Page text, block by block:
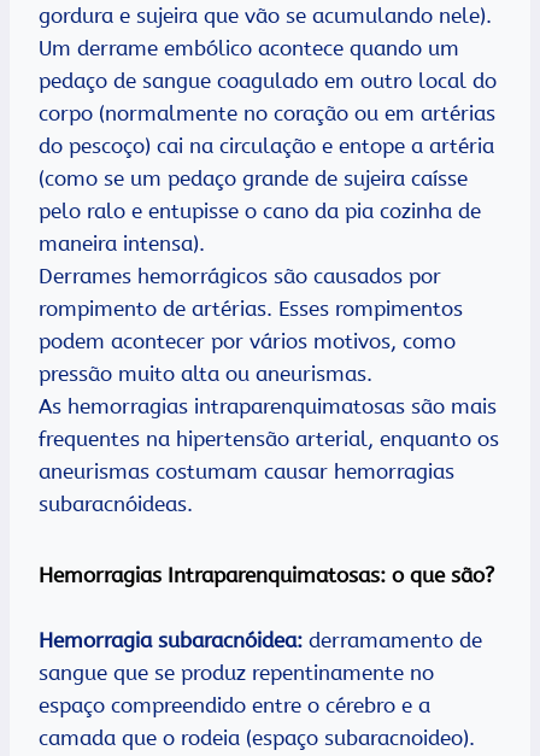
gordura e sujeira que vão se acumulando nele).
Um derrame embólico acontece quando um
pedaço de sangue coagulado em outro local do
corpo (normalmente no coração ou em artérias
do pescoço) cai na circulação e entope a artéria
(como se um pedaço grande de sujeira caísse
pelo ralo e entupisse o cano da pia cozinha de
maneira intensa).
Derrames hemorrágicos são causados por
rompimento de artérias. Esses rompimentos
podem acontecer por vários motivos, como
pressão muito alta ou aneurismas.
As hemorragias intraparenquimatosas são mais
frequentes na hipertensão arterial, enquanto os
aneurismas costumam causar hemorragias
subaracnóideas.
Hemorragias Intraparenquimatosas: o que são?
Hemorragia subaracnóidea: derramamento de
sangue que se produz repentinamente no
espaço compreendido entre o cérebro e a
camada que o rodeia (espaço subaracnoideo).